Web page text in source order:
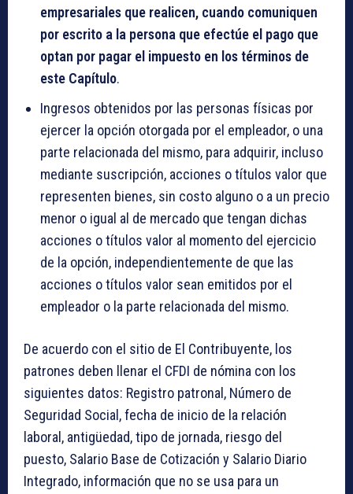
empresariales que realicen, cuando comuniquen
por escrito a la persona que efectúe el pago que
optan por pagar el impuesto en los términos de
este Capítulo.
Ingresos obtenidos por las personas físicas por
ejercer la opción otorgada por el empleador, o una
parte relacionada del mismo, para adquirir, incluso
mediante suscripción, acciones o títulos valor que
representen bienes, sin costo alguno o a un precio
menor o igual al de mercado que tengan dichas
acciones o títulos valor al momento del ejercicio
de la opción, independientemente de que las
acciones o títulos valor sean emitidos por el
empleador o la parte relacionada del mismo.
De acuerdo con el sitio de El Contribuyente, los
patrones deben llenar el CFDI de nómina con los
siguientes datos: Registro patronal, Número de
Seguridad Social, fecha de inicio de la relación
laboral, antigüedad, tipo de jornada, riesgo del
puesto, Salario Base de Cotización y Salario Diario
Integrado, información que no se usa para un